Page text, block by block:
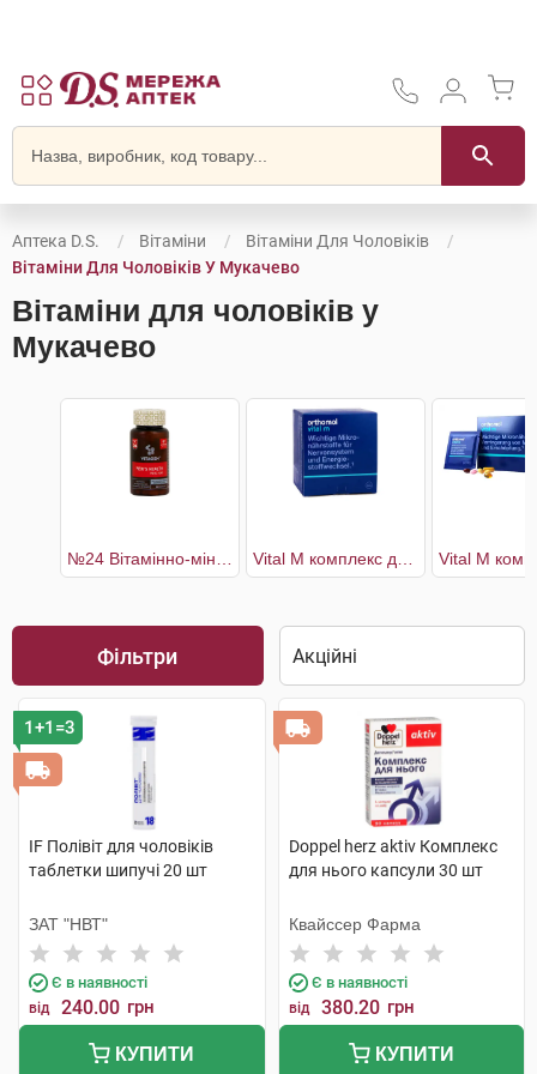
Аптека D.S. Вітаміни
Вітаміни Для Чоловіків
Вітаміни Для Чоловіків У Мукачево
Вітаміни для чоловіків у
Мукачево
Фільтри
1+1=3
IF Полівіт для чоловіків
таблетки шипучі 20 шт
ЗАТ "НВТ"
Є в наявності
від 240.00 грн
КУПИТИ
Doppel herz aktiv Комплекс
для нього капсули 30 шт
Квайссер Фарма
Є в наявності
від 380.20 грн
КУПИТИ